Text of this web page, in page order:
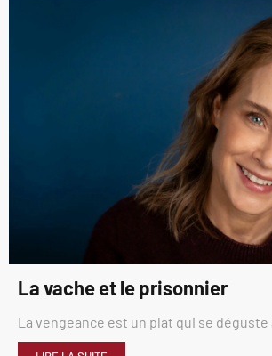
La vache et le prisonnier
La vengeance est un plat qui se